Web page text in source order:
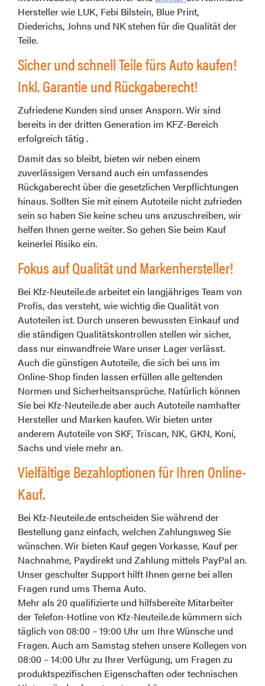
Hersteller wie LUK, Febi Bilstein, Blue Print,
Diederichs, Johns und NK stehen für die Qualität der
Teile.
Sicher und schnell Teile fürs Auto kaufen!
Inkl. Garantie und Rückgaberecht!
Zufriedene Kunden sind unser Ansporn. Wir sind
bereits in der dritten Generation im KFZ-Bereich
erfolgreich tätig .
Damit das so bleibt, bieten wir neben einem
zuverlässigen Versand auch ein umfassendes
Rückgaberecht über die gesetzlichen Verpflichtungen
hinaus. Sollten Sie mit einem Autoteile nicht zufrieden
sein so haben Sie keine scheu uns anzuschreiben, wir
helfen Ihnen gerne weiter. So gehen Sie beim Kauf
keinerlei Risiko ein.
Fokus auf Qualität und Markenhersteller!
Bei Kfz-Neuteile.de arbeitet ein langjähriges Team von
Profis, das versteht, wie wichtig die Qualität von
Autoteilen ist. Durch unseren bewussten Einkauf und
die ständigen Qualitätskontrollen stellen wir sicher,
dass nur einwandfreie Ware unser Lager verlässt.
Auch die günstigen Autoteile, die sich bei uns im
Online-Shop finden lassen erfüllen alle geltenden
Normen und Sicherheitsansprüche. Natürlich können
Sie bei Kfz-Neuteile.de aber auch Autoteile namhafter
Hersteller und Marken kaufen. Wir bieten unter
anderem Autoteile von SKF, Triscan, NK, GKN, Koni,
Sachs und viele mehr an.
Vielfältige Bezahloptionen für Ihren Online-
Kauf.
Bei Kfz-Neuteile.de entscheiden Sie während der
Bestellung ganz einfach, welchen Zahlungsweg Sie
wünschen. Wir bieten Kauf gegen Vorkasse, Kauf per
Nachnahme, Paydirekt und Zahlung mittels PayPal an.
Unser geschulter Support hilft Ihnen gerne bei allen
Fragen rund ums Thema Auto.
Mehr als 20 qualifizierte und hilfsbereite Mitarbeiter
der Telefon-Hotline von Kfz-Neuteile.de kümmern sich
täglich von 08:00 – 19:00 Uhr um Ihre Wünsche und
Fragen. Auch am Samstag stehen unsere Kollegen von
08:00 – 14:00 Uhr zu Ihrer Verfügung, um Fragen zu
produktspezifischen Eigenschaften oder technischen